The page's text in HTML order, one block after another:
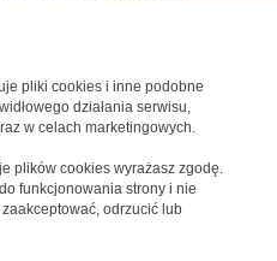
Pomoc
Polityka Prywatności
Dane kontaktowe
pliki cookies i inne podobne
działania serwisu,
w celach marketingowych.
plików cookies wyrażasz zgodę.
funkcjonowania strony i nie
odrzucić lub